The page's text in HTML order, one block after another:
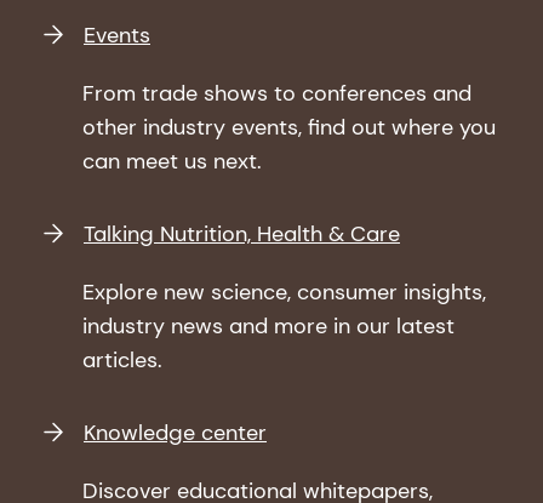
Events
From trade shows to conferences and
other industry events, find out where you
can meet us next.
Talking Nutrition, Health & Care
Explore new science, consumer insights,
industry news and more in our latest
articles.
Knowledge center
Discover educational whitepapers,